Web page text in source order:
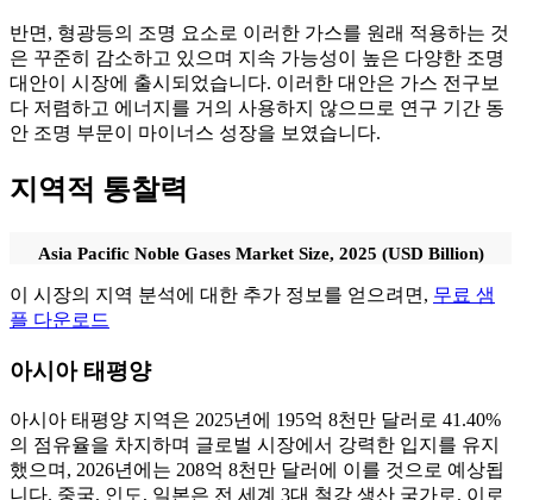
반면, 형광등의 조명 요소로 이러한 가스를 원래 적용하는 것
은 꾸준히 감소하고 있으며 지속 가능성이 높은 다양한 조명
대안이 시장에 출시되었습니다. 이러한 대안은 가스 전구보
다 저렴하고 에너지를 거의 사용하지 않으므로 연구 기간 동
안 조명 부문이 마이너스 성장을 보였습니다.
지역적 통찰력
Asia Pacific Noble Gases Market Size, 2025 (USD Billion)
이 시장의 지역 분석에 대한 추가 정보를 얻으려면, 무료 샘
플 다운로드
아시아 태평양
아시아 태평양 지역은 2025년에 195억 8천만 달러로 41.40%
의 점유율을 차지하며 글로벌 시장에서 강력한 입지를 유지
했으며, 2026년에는 208억 8천만 달러에 이를 것으로 예상됩
니다. 중국, 인도, 일본은 전 세계 3대 철강 생산 국가로, 이로